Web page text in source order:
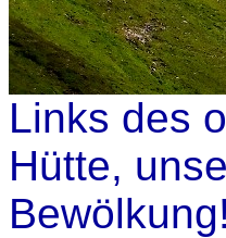
Links des
Hütte,